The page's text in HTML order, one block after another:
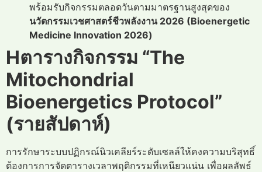
พร้อมรับกิจกรรมตลอดวันตามมาตรฐานสูงสุดของ
นวัตกรรมเวชศาสตร์ชีวพลังงาน 2026 (Bioenergetic
Medicine Innovation 2026)
Hตารางกิจกรรม “The
Mitochondrial
Bioenergetics Protocol”
(รายสัปดาห์)
การรักษาระบบปฏิกรณ์นิวเคลียร์ระดับเซลล์ให้คงความบริสุทธิ์
ต้องการการจัดตารางเวลาพฤติกรรมที่เหนียวแน่น เพื่อผลลัพธ์